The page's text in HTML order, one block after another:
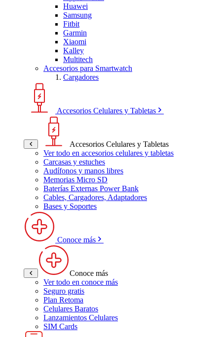
Huawei
Samsung
Fitbit
Garmin
Xiaomi
Kalley
Multitech
Accesorios para Smartwatch
Cargadores
Accesorios Celulares y Tabletas
Accesorios Celulares y Tabletas
Ver todo en accesorios celulares y tabletas
Carcasas y estuches
Audífonos y manos libres
Memorias Micro SD
Baterías Externas Power Bank
Cables, Cargadores, Adaptadores
Bases y Soportes
Conoce más
Conoce más
Ver todo en conoce más
Seguro gratis
Plan Retoma
Celulares Baratos
Lanzamientos Celulares
SIM Cards